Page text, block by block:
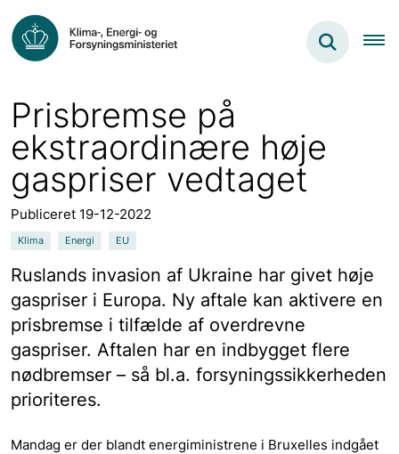
Prisbremse på
ekstraordinære høje
gaspriser vedtaget
Publiceret 19-12-2022
Klima Energi EU
Ruslands invasion af Ukraine har givet høje
gaspriser i Europa. Ny aftale kan aktivere en
prisbremse i tilfælde af overdrevne
gaspriser. Aftalen har en indbygget flere
nødbremser – så bl.a. forsyningssikkerheden
prioriteres.
Mandag er der blandt energiministrene i Bruxelles indgået